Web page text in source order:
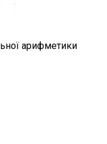
арифметики